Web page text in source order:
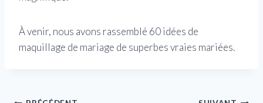
À venir, nous avons rassemblé 60 idées de
maquillage de mariage de superbes vraies mariées.